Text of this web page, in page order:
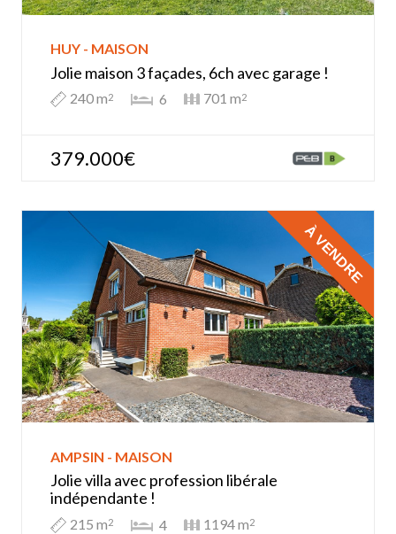
HUY - MAISON
Jolie maison 3 façades, 6ch avec garage !
240 m2 6 701 m2
379.000€
AMPSIN - MAISON
Jolie villa avec profession libérale
indépendante !
215 m2 4 1194 m2
À VENDRE